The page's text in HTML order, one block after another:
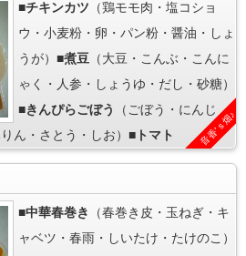
■チキンカツ （鶏モモ肉・塩コショ
ウ・小麦粉・卵・パン粉・醤油・しょ
うが）■煮豆 （大豆・こんぶ・こんに
ゃく・人参・しょうゆ・だし・砂糖）
■きんぴらごぼう
（ごぼう・にんじ
ん・さとう・しお）■ トマト 音香’ｓ畑♪
■中華春巻き
（春巻き皮・玉ねぎ・キ
ャベツ・春雨・しいたけ・たけのこ）